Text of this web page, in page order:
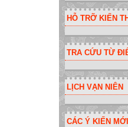
HỖ TRỠ KIẾN
TRA CỨU TỪ
LỊCH VẠN NIÊN
CÁC Ý KIẾN